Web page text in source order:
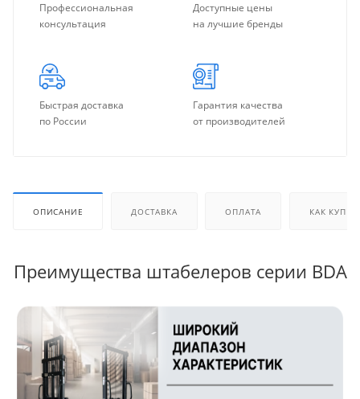
Профессиональная
консультация
Доступные цены
на лучшие бренды
Быстрая доставка
по России
Гарантия качества
от производителей
ОПИСАНИЕ ДОСТАВКА ОПЛАТА КАК
Преимущества штабелеров серии BDA